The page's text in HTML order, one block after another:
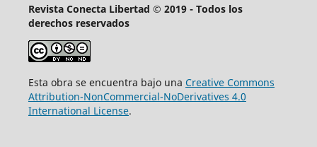
Revista Conecta Libertad © 2019 - Todos los
derechos reservados
Esta obra se encuentra bajo una Creative Commons
Attribution-NonCommercial-NoDerivatives 4.0
International License.